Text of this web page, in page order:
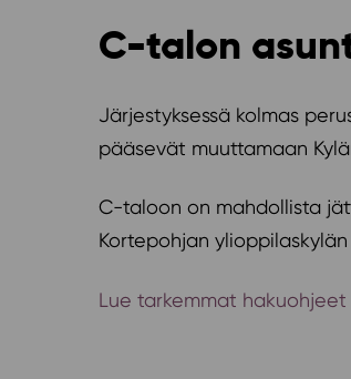
C-talon
Järjestyksessä kolmas
pääsevät muuttamaan
C-taloon on mahdollista
Kortepohjan
Lue tarkemmat hakuohjeet